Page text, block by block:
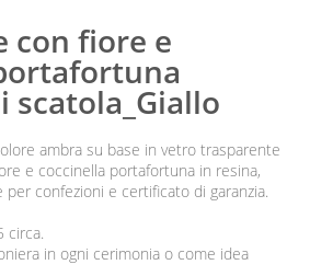
con fiore e
scatola_Giallo
ambra su base in vetro trasparente
e coccinella portafortuna in resina,
confezioni e certificato di garanzia.
circa.
in ogni cerimonia o come idea